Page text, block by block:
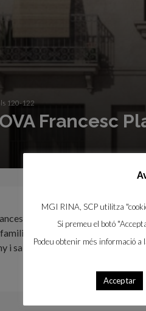
120-122
Francesc
Planas i Casals, cantonada
de 7 habitatges, amb
i sala d’estar menjador amb
MGI RINA, SCP utilitza
Si premeu el botó
Podeu obtenir més informació a
Acceptar